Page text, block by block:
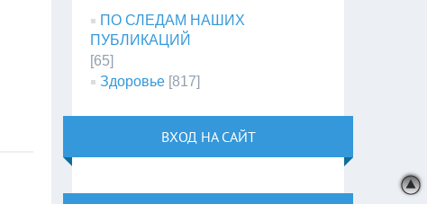
ПО СЛЕДАМ НАШИХ
ПУБЛИКАЦИЙ
[65]
Здоровье [817]
ВХОД НА САЙТ